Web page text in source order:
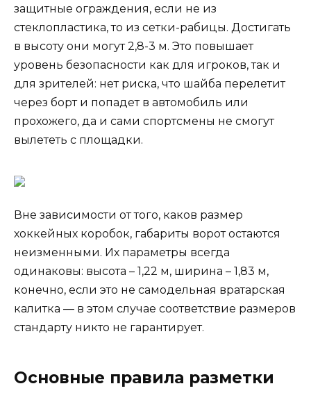
защитные ограждения, если не из
стеклопластика, то из сетки-рабицы. Достигать
в высоту они могут 2,8-3 м. Это повышает
уровень безопасности как для игроков, так и
для зрителей: нет риска, что шайба перелетит
через борт и попадет в автомобиль или
прохожего, да и сами спортсмены не смогут
вылететь с площадки.
Вне зависимости от того, каков размер
хоккейных коробок, габариты ворот остаются
неизменными. Их параметры всегда
одинаковы: высота – 1,22 м, ширина – 1,83 м,
конечно, если это не самодельная вратарская
калитка — в этом случае соответствие размеров
стандарту никто не гарантирует.
Основные правила разметки